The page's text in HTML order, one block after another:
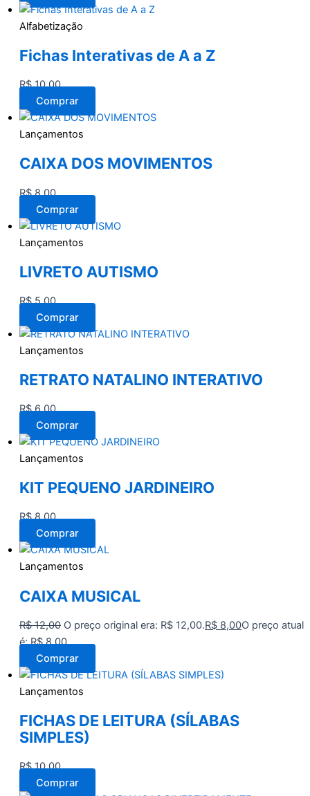
Alfabetização
Fichas Interativas de A a Z
R$10,00
Comprar
Lançamentos
CAIXA DOS MOVIMENTOS
R$8,00
Comprar
Lançamentos
LIVRETO AUTISMO
R$5,00
Comprar
Lançamentos
RETRATO NATALINO INTERATIVO
R$6,00
Comprar
Lançamentos
KIT PEQUENO JARDINEIRO
R$8,00
Comprar
Lançamentos
CAIXA MUSICAL
R$12,00 O preço original era: R$ 12,00.R$ 8,00O preço atual
é: R$ 8,00.
Comprar
Lançamentos
FICHAS DE LEITURA (SÍLABAS
SIMPLES)
R$10,00
Comprar